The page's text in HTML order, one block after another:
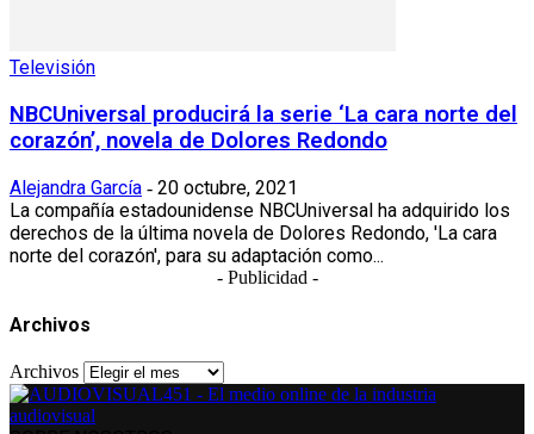
Televisión
NBCUniversal producirá la serie ‘La cara norte del
corazón’, novela de Dolores Redondo
Alejandra García - 20 octubre, 2021
La compañía estadounidense NBCUniversal ha adquirido los
derechos de la última novela de Dolores Redondo, 'La cara
norte del corazón', para su adaptación como...
- Publicidad -
Archivos
Archivos